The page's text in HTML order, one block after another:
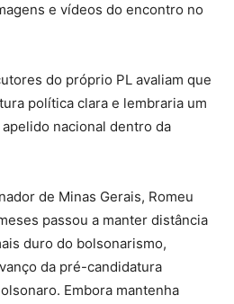
e vídeos do encontro no
do próprio PL avaliam que
política clara e lembraria um
nacional dentro da
de Minas Gerais, Romeu
passou a manter distância
duro do bolsonarismo,
da pré-candidatura
Embora mantenha